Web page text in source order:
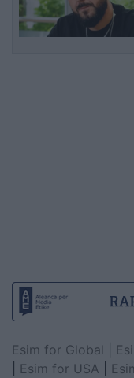
Esim for Global
Esim for USA